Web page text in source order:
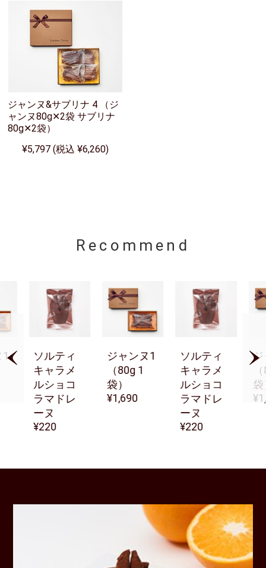
ジャンヌ&サブリナ 4 （ジ
ャンヌ80g✕2袋 サブリナ
80g✕2袋）
¥5,797 (税込 ¥6,260)
Recommend
1
ソルティ
キャラメ
ルショコ
ラマドレ
ーヌ
220
ジャンヌ1
（80g 1
袋）
1,690
ソルティ
キャラメ
ルショコ
ラマドレ
ーヌ
220
ジ